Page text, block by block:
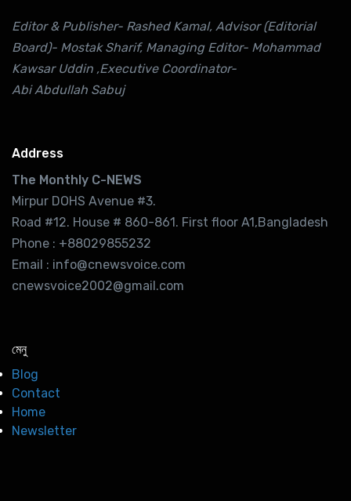
Editor & Publisher- Rashed Kamal, Advisor (Editorial
Board)- Mostak Sharif, Managing Editor- Mohammad
Kawsar Uddin ,Executive Coordinator-
Abi Abdullah Sabuj
Address
The Monthly C-NEWS
Mirpur DOHS Avenue #3.
Road #12. House # 860-861. First floor A1,Bangladesh
Phone : +88029855232
Email : info@cnewsvoice.com
cnewsvoice2002@gmail.com
মেনু
Blog
Contact
Home
Newsletter